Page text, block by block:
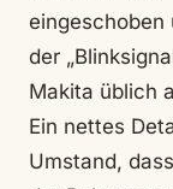
eingeschoben
der
Makita üblich
Ein nettes
Umstand,